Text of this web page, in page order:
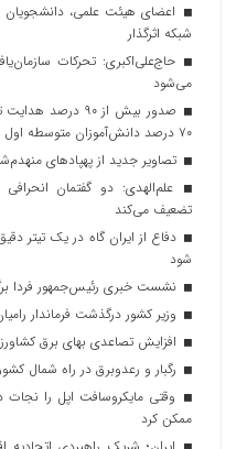
اعضای هیئت علمی، دانشجویان
شبکه‌ اثرگذار
حاج‌علی‌اکبری: تحرکات
می‌شود
صدور بیش از ۹۰
۷۰ درصد دانش‌آموزان متوسطه اول
تصاویر جدید از پهپادهای
علم‌الهدی: دو گفتمان
تضعیف می‌کند
دفاع از ایران گاه در یک تیتر
شود
نشست خبری رئیس‌جمهور فردا
وزیر کشور درگذشت فرماندار
افزایش تصاعدی بهای برق
رگبار و رعدوبرق در راه شمال
وقتی مایکروسافت اپل را
ممکن کرد